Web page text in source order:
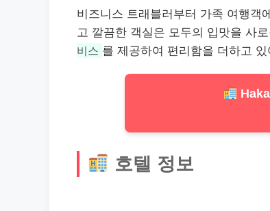
비즈니스 트래블러부터 가족 여행객
고 깔끔한 객실은 모두의 입맛을 사
비스 를 제공하여 편리함을 더하고 있
호텔 정보